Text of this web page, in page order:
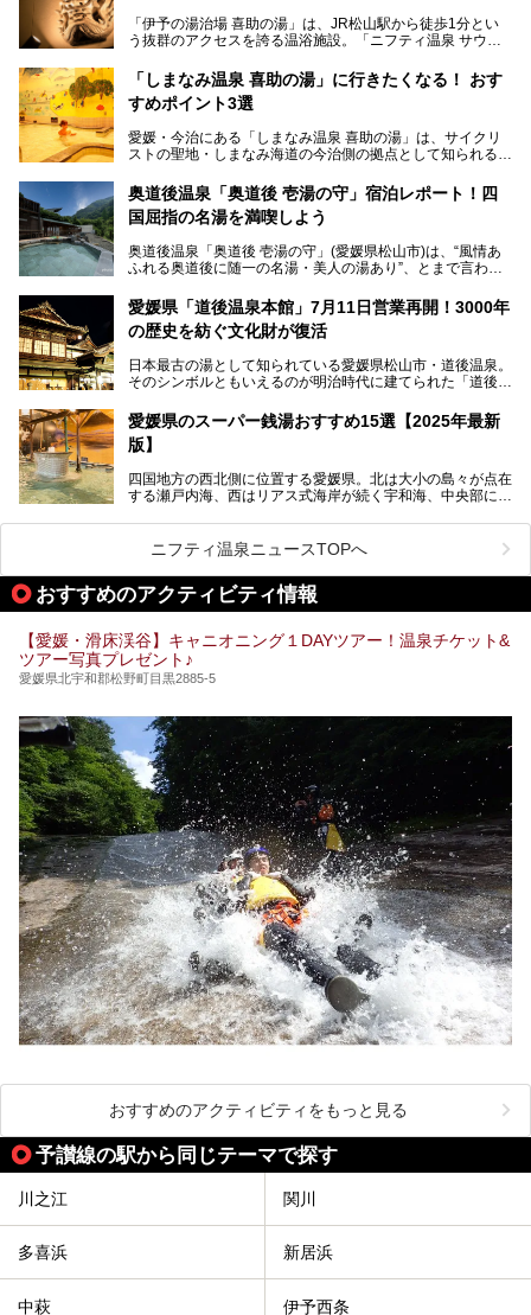
「伊予の湯治場 喜助の湯」は、JR松山駅から徒歩1分とい
う抜群のアクセスを誇る温浴施設。「ニフティ温泉 サウナ
ナーが訪れる人気スポットです。天然温泉・サウナ・岩盤
浴・食事・宿泊まで“癒しのすべて”がそろう人気施設の中で
も、特におすすめしたい3つのポイントについて厳選してお
「しまなみ温泉 喜助の湯」に行きたくなる！ おす
すめポイント3選
愛媛・今治にある「しまなみ温泉 喜助の湯」は、サイクリ
ストの聖地・しまなみ海道の今治側の拠点として知られる人
ばれていて、自転車ロッカーや工具、給水サービスなど、旅
人に嬉しい工夫がたっぷり。お風呂は内湯から半露天、サウ
ナまで種類豊富で広々空間。泉質も温度もバリエーション豊
ポイントについて厳選してお届けします。読めばきっと、行
きたくなること間違いなし！
奥道後温泉「奥道後 壱湯の守」宿泊レポート！四
国屈指の名湯を満喫しよう
奥道後温泉「奥道後 壱湯の守」(愛媛県松山市)は、“風情あ
ふれる奥道後に随一の名湯・美人の湯あり”、とまで言われ
露天風呂。日々の生活から隔離された非日常感を味わえま
す。
ト。今回はニフティ温泉ライターである筆者自ら宿泊し、名
物の大露天風呂「翠明の湯」の全浴槽をご紹介。また、パブ
その魅力をご紹介します！
愛媛県「道後温泉本館」7月11日営業再開！3000年
の歴史を紡ぐ文化財が復活
日本最古の湯として知られている愛媛県松山市・道後温泉。
そのシンボルともいえるのが明治時代に建てられた「道後温
いた保存修理工事が終わり、いよいよ2024年7月11日から
全館営業再開となります。
愛媛県のスーパー銭湯おすすめ15選【2025年最新
版】
四国地方の西北側に位置する愛媛県。北は大小の島々が点在
する瀬戸内海、西はリアス式海岸が続く宇和海、中央部には
な自然と、温暖な気候が魅力の県です。
日本最古の温泉といわれる道後温泉を筆頭に、多くの温泉が
ある愛媛県は、スーパー銭湯も豊富です。中には、中四国地
方を代表する人気の施設も。今回は、愛媛県の誇るスーパー
銭湯をピックアップしました。
ニフティ温泉ニュースTOPへ
おすすめのアクティビティ情報
【愛媛・滑床渓谷】キャニオニング１DAYツアー！温泉チケット&
ツアー写真プレゼント♪
愛媛県北宇和郡松野町目黒2885-5
おすすめのアクティビティをもっと見る
予讃線の駅から同じテーマで探す
川之江 関川
多喜浜 新居浜
中萩 伊予西条